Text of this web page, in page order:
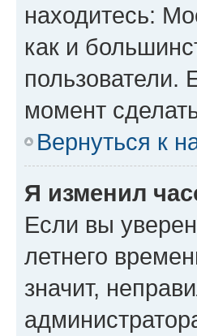
находитесь:
как и
пользователи.
момент
Вернуться к
Я изменил
Если вы
летнего
значит,